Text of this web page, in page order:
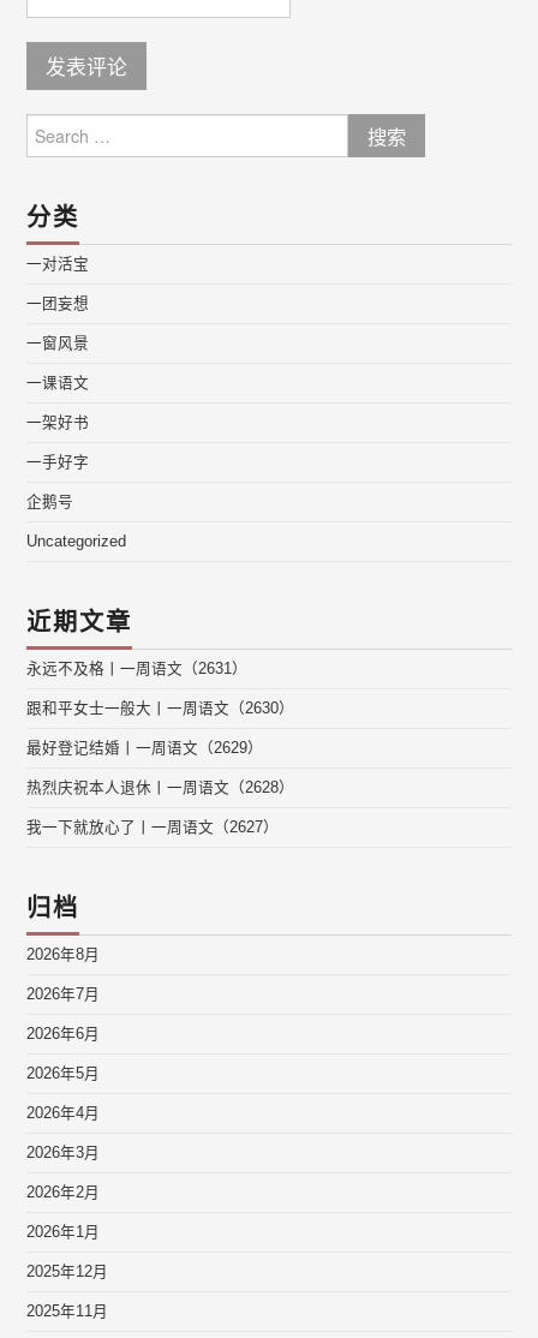
for:
分类
一对活宝
一团妄想
一窗风景
一课语文
一架好书
一手好字
企鹅号
Uncategorized
近期文章
永远不及格丨一周语文（2631）
跟和平女士一般大丨一周语文（2630）
最好登记结婚丨一周语文（2629）
热烈庆祝本人退休丨一周语文（2628）
我一下就放心了丨一周语文（2627）
归档
2026年8月
2026年7月
2026年6月
2026年5月
2026年4月
2026年3月
2026年2月
2026年1月
2025年12月
2025年11月